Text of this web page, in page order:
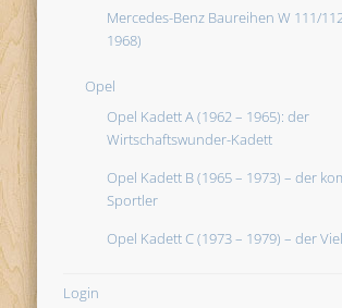
Mercedes-Benz Baureihen W 111/
1968)
Opel
Opel Kadett A (1962 – 1965): der
Wirtschaftswunder-Kadett
Opel Kadett B (1965 – 1973) – der
Sportler
Opel Kadett C (1973 – 1979) – der
Login